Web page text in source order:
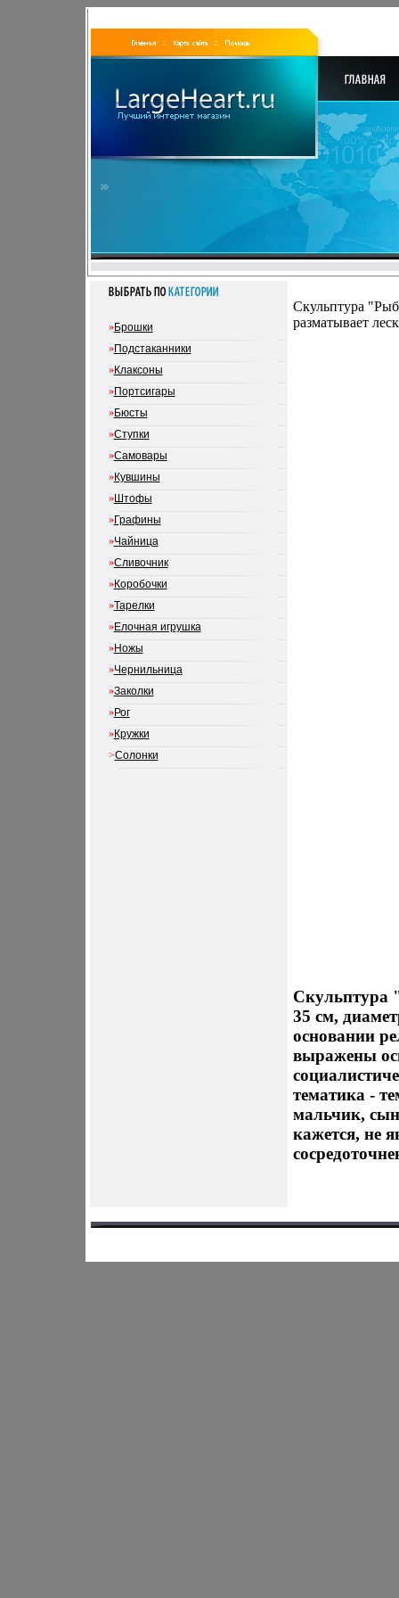
»Брошки
»Подстаканники
»Клаксоны
»Портсигары
»Бюсты
»Ступки
»Самовары
»Кувшины
»Штофы
»Графины
»Чайница
»Сливочник
»Коробочки
»Тарелки
»Елочная игрушка
»Ножы
»Чернильница
»Заколки
»Рог
»Кружки
>Солонки
Скульптура
разматывает
Скульптура
35 см,
основании
выражены
тематика -
мальчик,
кажется, не